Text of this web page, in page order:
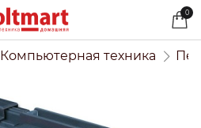
0
Компьютерная техника